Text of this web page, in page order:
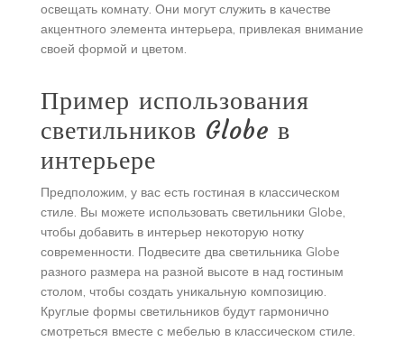
освещать комнату. Они могут служить в качестве
акцентного элемента интерьера, привлекая внимание
своей формой и цветом.
Пример использования
светильников Globe в
интерьере
Предположим, у вас есть гостиная в классическом
стиле. Вы можете использовать светильники Globe,
чтобы добавить в интерьер некоторую нотку
современности. Подвесите два светильника Globe
разного размера на разной высоте в над гостиным
столом, чтобы создать уникальную композицию.
Круглые формы светильников будут гармонично
смотреться вместе с мебелью в классическом стиле.